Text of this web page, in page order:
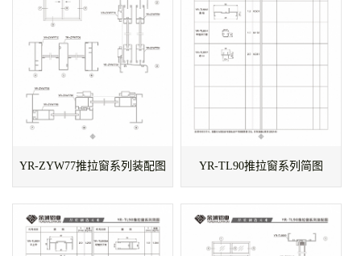
YR-ZYW77推拉窗系列装配图 YR-TL90推拉窗系列简图